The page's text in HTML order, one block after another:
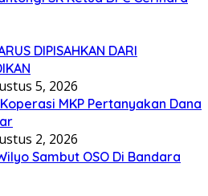
DIPISAHKAN DARI
5, 2026
MKP Pertanyakan Dana
2, 2026
Sambut OSO Di Bandara